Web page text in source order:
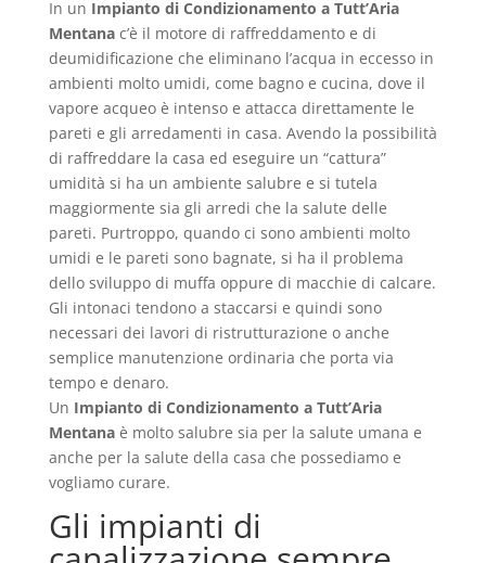
In un Impianto di Condizionamento a Tutt’Aria
Mentanac’è il motore di raffreddamento e di
deumidificazione che eliminano l’acqua in eccesso in
ambienti molto umidi, come bagno e cucina, dove il
vapore acqueo è intenso e attacca direttamente le
pareti e gli arredamenti in casa. Avendo la possibilità
di raffreddare la casa ed eseguire un “cattura”
umidità si ha un ambiente salubre e si tutela
maggiormente sia gli arredi che la salute delle
pareti. Purtroppo, quando ci sono ambienti molto
umidi e le pareti sono bagnate, si ha il problema
dello sviluppo di muffa oppure di macchie di calcare.
Gli intonaci tendono a staccarsi e quindi sono
necessari dei lavori di ristrutturazione o anche
semplice manutenzione ordinaria che porta via
tempo e denaro.
Un Impianto di Condizionamento a Tutt’Aria
Mentanaè molto salubre sia per la salute umana e
anche per la salute della casa che possediamo e
vogliamo curare.
Gli impianti di